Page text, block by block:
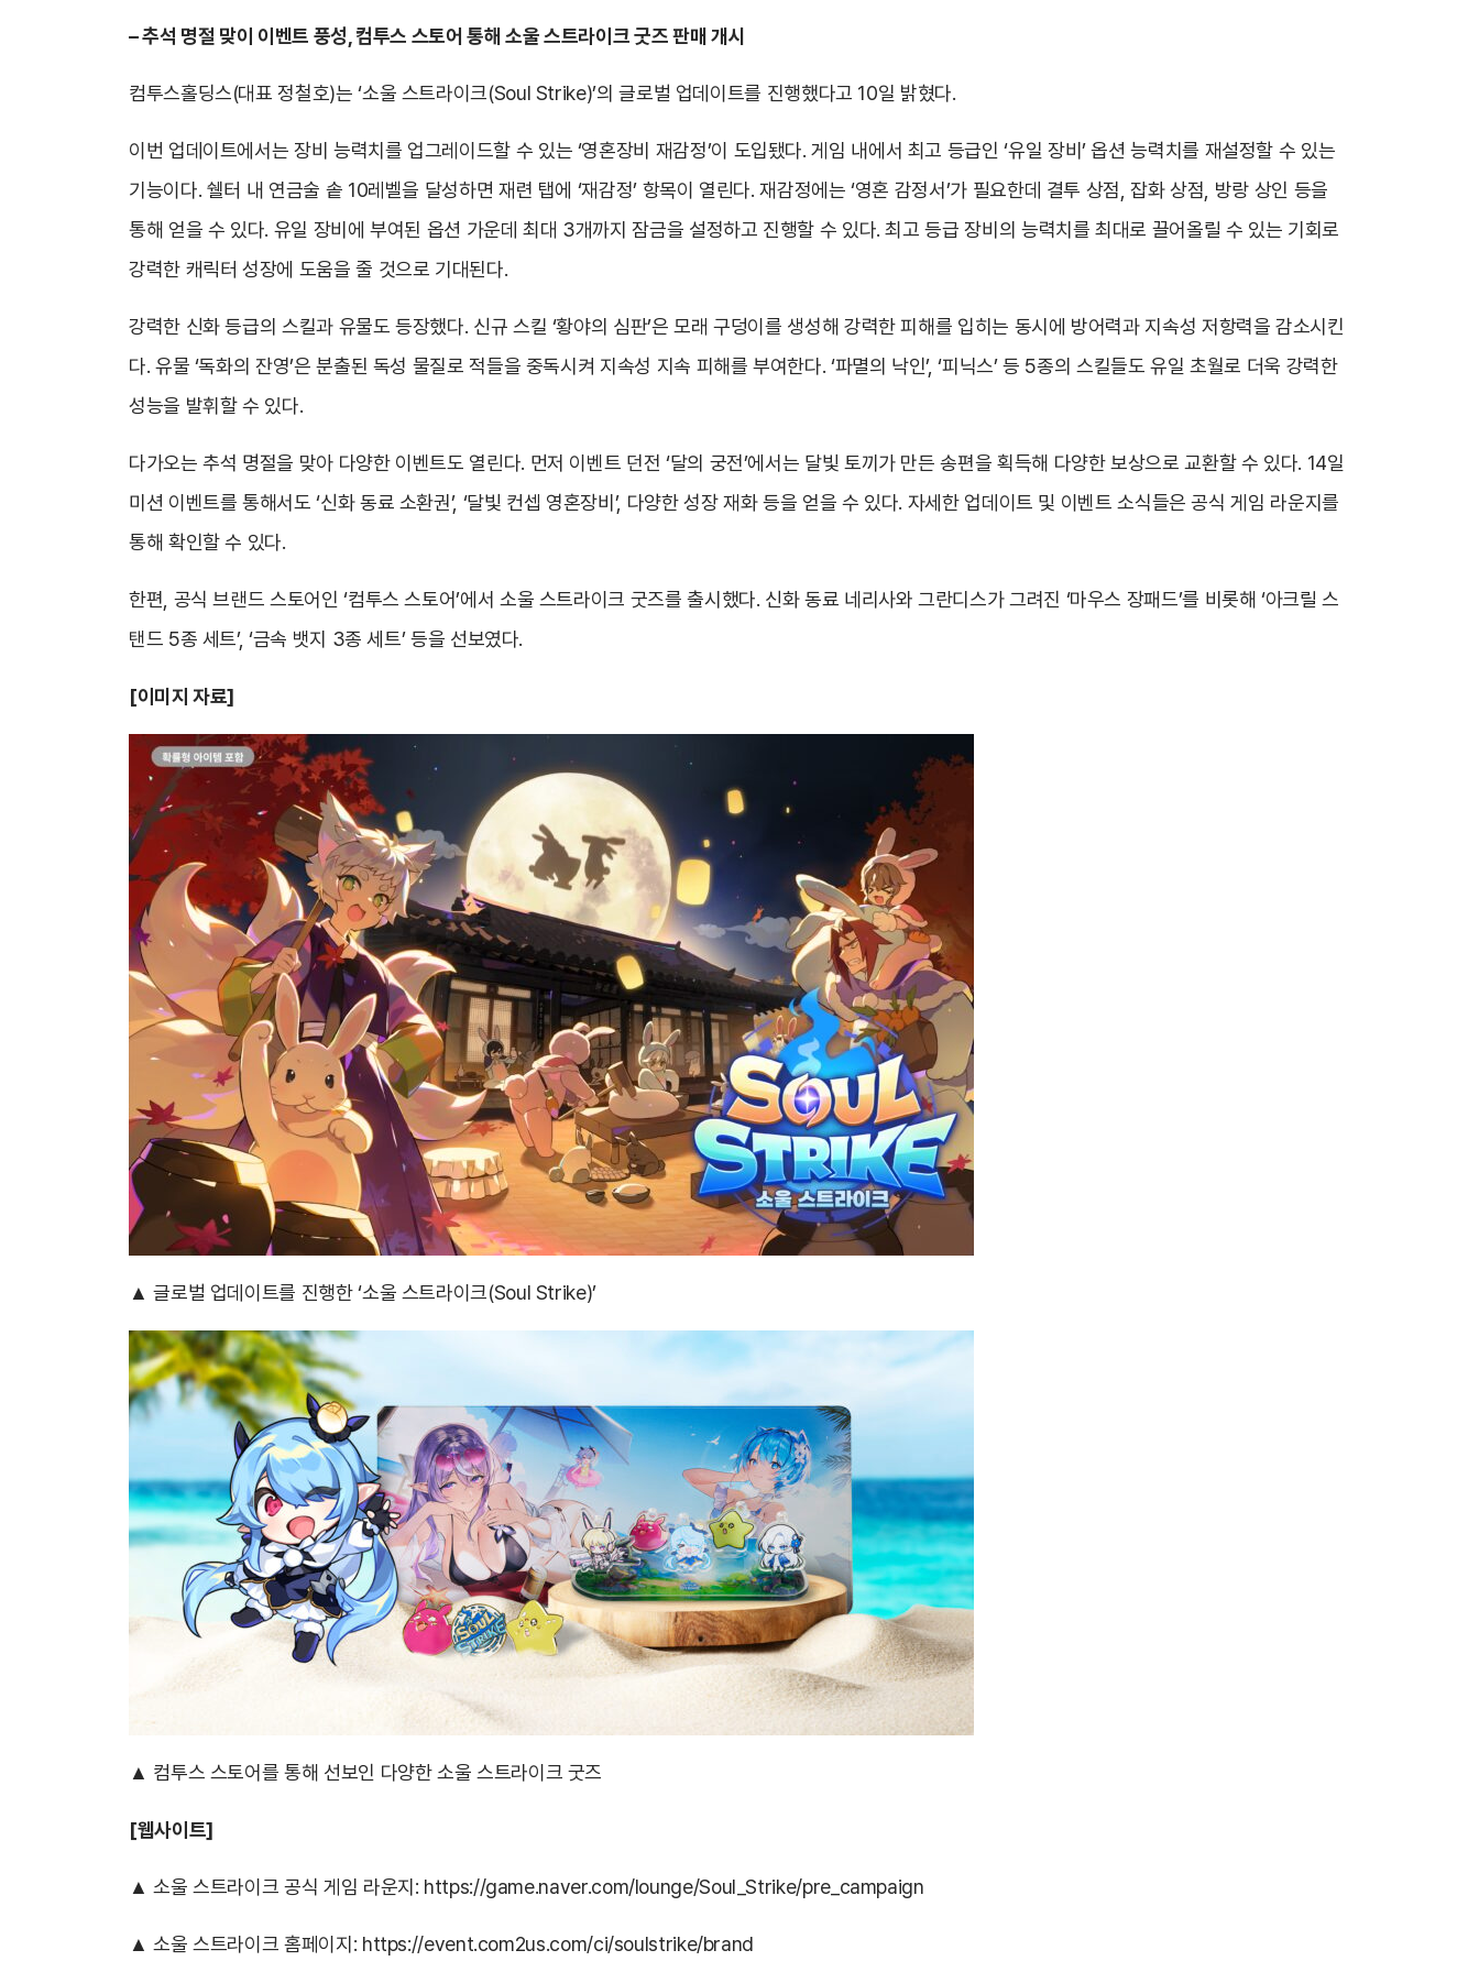
– 추석 명절 맞이 이벤트 풍성, 컴투스 스토어 통해 소울 스트라이크 굿즈 판매 개시
컴투스홀딩스(대표 정철호)는 ‘소울 스트라이크(Soul Strike)’의 글로벌 업데이트를 진행했다고 10일 밝혔다.
이번 업데이트에서는 장비 능력치를 업그레이드할 수 있는 ‘영혼장비 재감정’이 도입됐다. 게임 내에서 최고 등급인 ‘유일 장비’ 옵션 능력치를 재설정할 수 있는
기능이다. 쉘터 내 연금술 솥 10레벨을 달성하면 재련 탭에 ‘재감정’ 항목이 열린다. 재감정에는 ‘영혼 감정서’가 필요한데 결투 상점, 잡화 상점, 방랑 상인 등을
통해 얻을 수 있다. 유일 장비에 부여된 옵션 가운데 최대 3개까지 잠금을 설정하고 진행할 수 있다. 최고 등급 장비의 능력치를 최대로 끌어올릴 수 있는 기회로
강력한 캐릭터 성장에 도움을 줄 것으로 기대된다.
강력한 신화 등급의 스킬과 유물도 등장했다. 신규 스킬 ‘황야의 심판’은 모래 구덩이를 생성해 강력한 피해를 입히는 동시에 방어력과 지속성 저항력을 감소시킨
다. 유물 ‘독화의 잔영’은 분출된 독성 물질로 적들을 중독시켜 지속성 지속 피해를 부여한다. ‘파멸의 낙인’, ‘피닉스’ 등 5종의 스킬들도 유일 초월로 더욱 강력한
성능을 발휘할 수 있다.
다가오는 추석 명절을 맞아 다양한 이벤트도 열린다. 먼저 이벤트 던전 ‘달의 궁전’에서는 달빛 토끼가 만든 송편을 획득해 다양한 보상으로 교환할 수 있다. 14일
미션 이벤트를 통해서도 ‘신화 동료 소환권’, ‘달빛 컨셉 영혼장비’, 다양한 성장 재화 등을 얻을 수 있다. 자세한 업데이트 및 이벤트 소식들은 공식 게임 라운지를
통해 확인할 수 있다.
한편, 공식 브랜드 스토어인 ‘컴투스 스토어’에서 소울 스트라이크 굿즈를 출시했다. 신화 동료 네리사와 그란디스가 그려진 ‘마우스 장패드’를 비롯해 ‘아크릴 스
탠드 5종 세트’, ‘금속 뱃지 3종 세트’ 등을 선보였다.
[이미지 자료]
▲ 글로벌 업데이트를 진행한 ‘소울 스트라이크(Soul Strike)’
▲ 컴투스 스토어를 통해 선보인 다양한 소울 스트라이크 굿즈
[웹사이트]
▲ 소울 스트라이크 공식 게임 라운지: https://game.naver.com/lounge/Soul_Strike/pre_campaign
▲ 소울 스트라이크 홈페이지: https://event.com2us.com/ci/soulstrike/brand